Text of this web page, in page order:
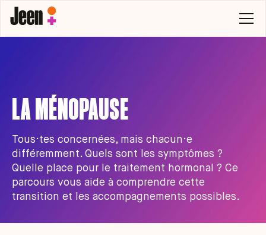
LA MÉNOPAUSE
Tous·tes concernées, mais chacun·e
différemment. Quels sont les symptômes ?
Quelle place pour le traitement hormonal ? Ce
parcours vous aide à comprendre cette
transition et les accompagnements possibles.